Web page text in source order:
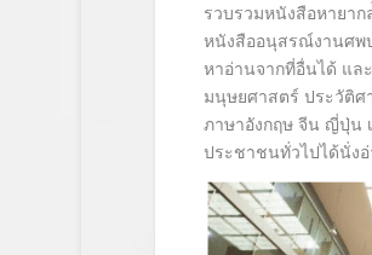
รวบรวมหนังสือหายา
หนังสืออนุสรณ์งานศพ
หาอ่านจากที่อื่นได้ แล
มนุษยศาสตร์ ประวัติศ
ภาษาอังกฤษ จีน ญี่ปุ่น
ประชาชนทั่วไปได้นั่ง